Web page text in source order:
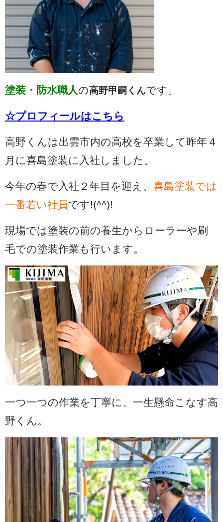
塗装・防水職人の高野甲嗣くんです。
☆プロフィールはこちら
高野くんは出雲市内の高校を卒業して昨年４
月に喜島塗装に入社しました。
今年の春で入社２年目を迎え、 喜島塗装では
一番若い社員です!(^^)!
現場では塗装の前の養生からローラーや刷
毛での塗装作業も行います。
一つ一つの作業を丁寧に、一生懸命こなす高
野くん。